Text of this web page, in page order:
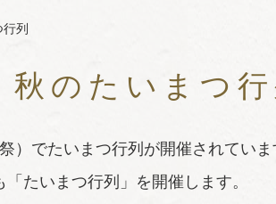
列
秋のたいまつ行
）でたいまつ行列が開催されてい
たいまつ行列」を開催します。